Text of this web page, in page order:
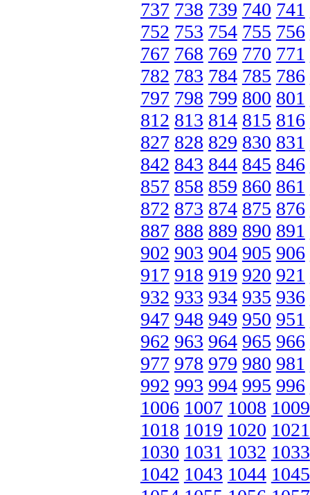
737 738 739 740 741
752 753 754 755 756
767 768 769 770 771
782 783 784 785 786
797 798 799 800 801
812 813 814 815 816
827 828 829 830 831
842 843 844 845 846
857 858 859 860 861
872 873 874 875 876
887 888 889 890 891
902 903 904 905 906
917 918 919 920 921
932 933 934 935 936
947 948 949 950 951
962 963 964 965 966
977 978 979 980 981
992 993 994 995 996
1006 1007 1008 1009
1018 1019 1020 1021
1030 1031 1032 1033
1042 1043 1044 1045